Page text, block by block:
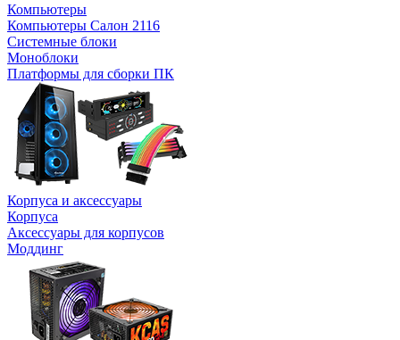
Компьютеры
Компьютеры Салон 2116
Системные блоки
Моноблоки
Платформы для сборки ПК
Корпуса и аксессуары
Корпуса
Аксессуары для корпусов
Моддинг